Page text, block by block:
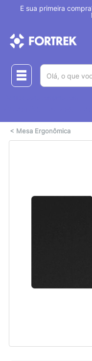
É sua primeira
< Mesa Ergonômica